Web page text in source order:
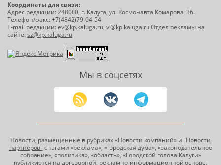
Координаты для связи:
Адрес редакции: 248000, г. Калуга, ул. Космонавта Комарова, 36.
Телефон/факс: +7(4842)79-04-54
E-mail редакции:ev@kp.kaluga.ru, vi@kp.kaluga.ruОтдел рекламы на
сайте:sz@kp.kaluga.ru
Мы в соцсетях
Новости, размещенные в рубриках «Новости компаний» и "Новости
партнеров" с тэгами «реклама», «городская дума», «законодательное
собрание», «политика», «область», «Городской голова Калуги»
публикуются на договорной, рекламно-информационной основе.